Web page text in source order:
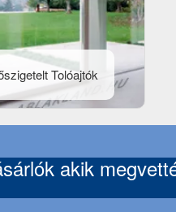
Tolóajtók
akik